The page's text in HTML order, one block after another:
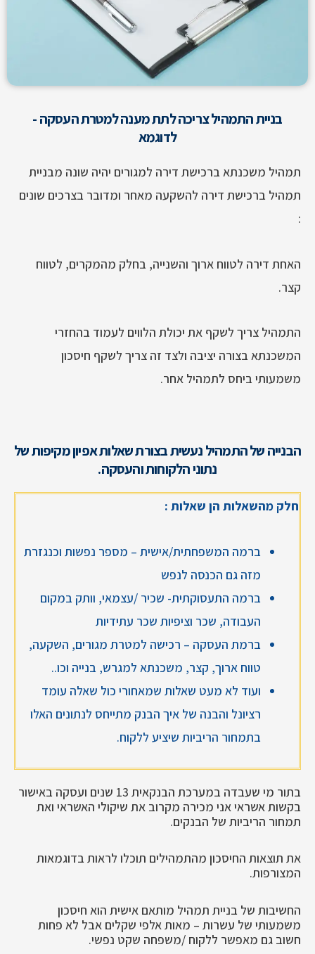
בניית התמהיל צריכה לתת מענה למטרת העסקה -
לדוגמא
תמהיל משכנתא ברכישת דירה למגורים יהיה שונה מבניית
תמהיל ברכישת דירה להשקעה מאחר ומדובר בצרכים שונים
:
האחת דירה לטווח ארוך והשנייה, בחלק מהמקרים, לטווח
קצר.
התמהיל צריך לשקף את יכולת הלווים לעמוד בהחזרי
המשכנתא בצורה יציבה ולצד זה צריך לשקף חיסכון
משמעותי ביחס לתמהיל אחר.
הבנייה של התמהיל נעשית בצורת שאלות אפיון מקיפות של
נתוני הלקוחות והעסקה.
חלק מהשאלות הן שאלות :
ברמה המשפחתית/אישית – מספר נפשות וכנגזרת
מזה גם הכנסה לנפש
ברמה התעסוקתית- שכיר /עצמאי, וותק במקום
העבודה, שכר וציפיות שכר עתידיות
ברמת העסקה – רכישה למטרת מגורים, השקעה,
טווח ארוך, קצר, משכנתא למגרש, בנייה וכו..
ועוד לא מעט שאלות שמאחורי כול שאלה עומד
רציונל והבנה של איך הבנק מתייחס לנתונים האלו
בתמחור הריביות שיציע ללקוח.
בתור מי שעבדה במערכת הבנקאית 13 שנים ועסקה באישור
בקשות אשראי אני מכירה מקרוב את שיקולי האשראי ואת
תמחור הריביות של הבנקים.
את תוצאות החיסכון מהתמהילים תוכלו לראות בדוגמאות
המצורפות.
החשיבות של בניית תמהיל מותאם אישית הוא חיסכון
משמעותי של עשרות – מאות אלפי שקלים אבל לא פחות
חשוב גם מאפשר ללקוח /משפחה שקט נפשי.